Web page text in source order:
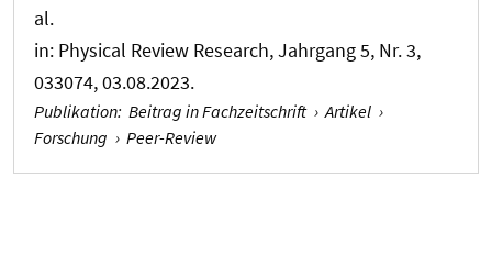
al.
in: Physical Review Research, Jahrgang 5, Nr. 3,
033074, 03.08.2023.
Publikation: Beitrag in Fachzeitschrift › Artikel ›
Forschung › Peer-Review